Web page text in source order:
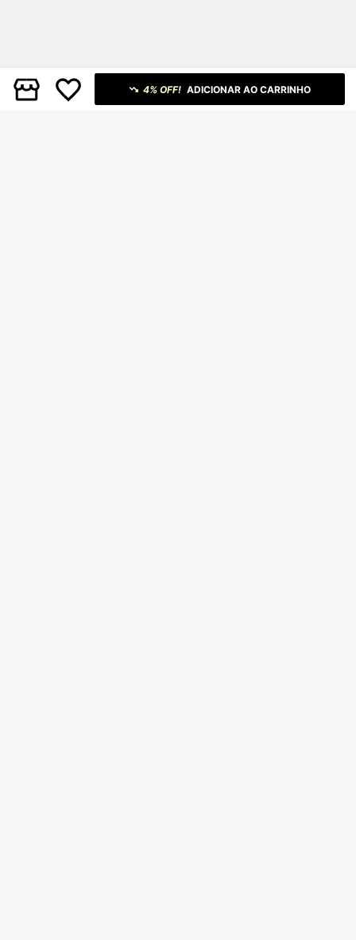
4% OFF! ADICIONAR AO CARRINHO